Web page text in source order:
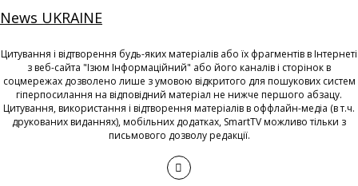
News UKRAINE
Цитування і відтворення будь-яких матеріалів або їх фрагментів в Інтернеті
з веб-сайта "Ізюм Інформаційний" або його каналів і сторінок в
соцмережах дозволено лише з умовою відкритого для пошукових систем
гіперпосилання на відповідний матеріал не нижче першого абзацу.
Цитування, використання і відтворення матеріалів в оффлайн-медіа (в т.ч.
друкованих виданнях), мобільних додатках, SmartTV можливо тільки з
письмового дозволу редакції.